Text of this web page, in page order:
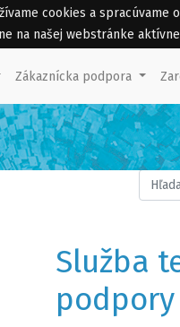
cookies a spracúvame
na našej webstránke
Zákaznícka podpora
Služba